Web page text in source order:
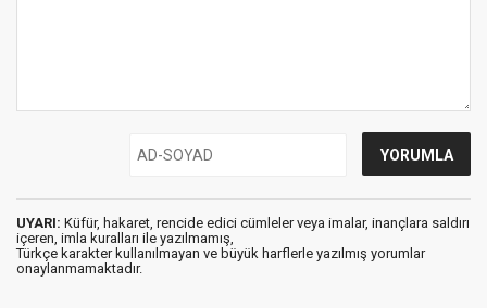
UYARI: Küfür, hakaret, rencide edici cümleler veya imalar, inançlara saldırı
içeren, imla kuralları ile yazılmamış,
Türkçe karakter kullanılmayan ve büyük harflerle yazılmış yorumlar
onaylanmamaktadır.